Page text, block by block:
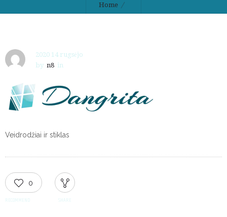
Home
2020 14 rugsėjo
by n8 in
Veidrodžiai ir stiklas
0
RECOMMEND SHARE